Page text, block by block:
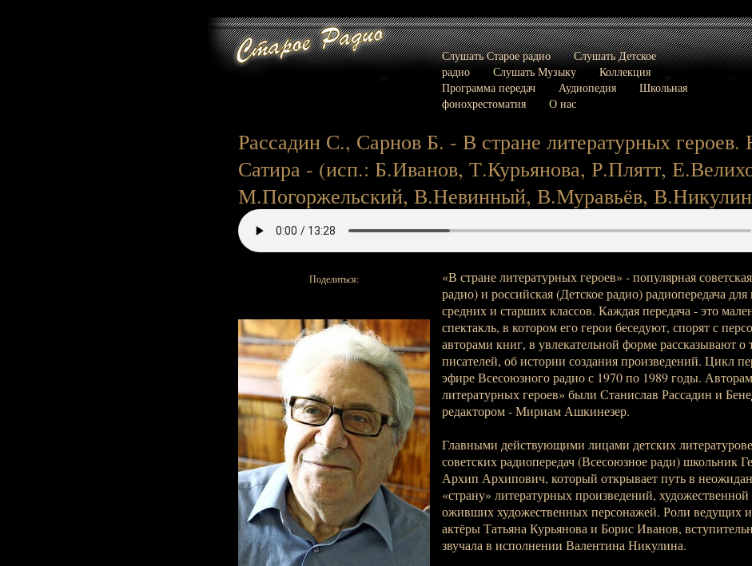
Слушать Старое радио
Слушать Детское
радио
Слушать Музыку
Коллекция
Программа передач
Аудиопедия
Школьная
фонохрестоматия
О нас
Рассадин С., Сарнов Б. - В стране литературных
Сатира - (исп.: Б.Иванов, Т.Курьянова, Р.Плятт,
М.Погоржельский, В.Невинный, В.Муравьёв,
Поделиться:
«В стране литературных героев» - популярная
радио) и российская (Детское радио) радиопередача
средних и старших классов. Каждая передача - это
спектакль, в котором его герои беседуют, спорят с
авторами книг, в увлекательной форме рассказывают о
писателей, об истории создания произведений. Цикл
эфире Всесоюзного радио с 1970 по 1989 годы.
литературных героев» были Станислав Рассадин и
редактором - Мириам Ашкинезер.
Главными действующими лицами детских
советских радиопередач (Всесоюзное ради) школьник
Архип Архипович, который открывает путь в
«страну» литературных произведений,
оживших художественных персонажей. Роли ведущих
актёры Татьяна Курьянова и Борис Иванов,
звучала в исполнении Валентина Никулина.